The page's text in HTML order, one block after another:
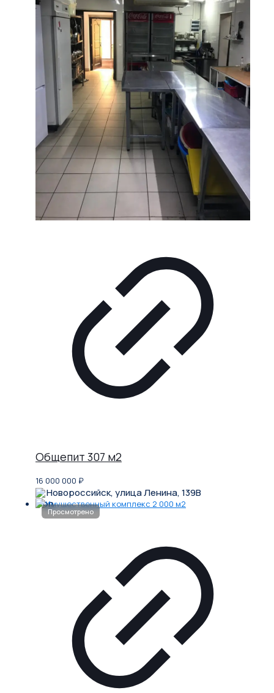
Общепит 307 м2
16 000 000 ₽
Новороссийск, улица Ленина, 139В